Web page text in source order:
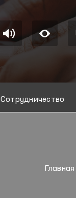
Сотрудничество
Главная